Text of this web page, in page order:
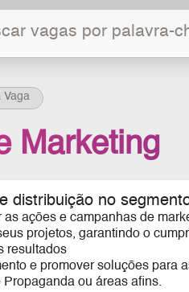
Vaga
Marketing
distribuição no
ações e campanhas de
projetos, garantindo o
resultados
e promover soluções para
ou áreas afins.